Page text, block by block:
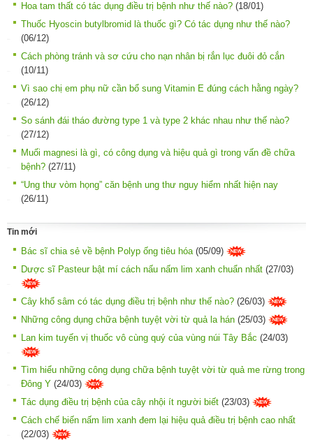
Hoa tam thất có tác dụng điều trị bệnh như thế nào? (18/01)
Thuốc Hyoscin butylbromid là thuốc gì? Có tác dụng như thế nào?
(06/12)
Cách phòng tránh và sơ cứu cho nạn nhân bị rắn lục đuôi đỏ cắn
(10/11)
Vì sao chị em phụ nữ cần bổ sung Vitamin E đúng cách hằng ngày?
(26/12)
So sánh đái tháo đường type 1 và type 2 khác nhau như thế nào?
(27/12)
Muối magnesi là gì, có công dụng và hiệu quả gì trong vấn đề chữa
bệnh? (27/11)
“Ung thư vòm họng” căn bệnh ung thư nguy hiểm nhất hiện nay
(26/11)
Tin mới
Bác sĩ chia sẻ về bệnh Polyp ống tiêu hóa (05/09)
Dược sĩ Pasteur bật mí cách nấu nấm lim xanh chuẩn nhất (27/03)
Cây khổ sâm có tác dụng điều trị bệnh như thế nào? (26/03)
Những công dụng chữa bệnh tuyệt vời từ quả la hán (25/03)
Lan kim tuyến vị thuốc vô cùng quý của vùng núi Tây Bắc (24/03)
Tìm hiểu những công dụng chữa bệnh tuyệt vời từ quả me rừng trong
Đông Y (24/03)
Tác dụng điều trị bệnh của cây nhội ít người biết (23/03)
Cách chế biến nấm lim xanh đem lại hiệu quả điều trị bệnh cao nhất
(22/03)